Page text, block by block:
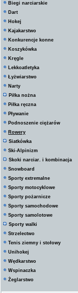
Biegi narciarskie
Dart
Hokej
Kajakarstwo
Konkurencje konne
Koszykówka
Kręgle
Lekkoatletyka
Łyżwiarstwo
Narty
Piłka nożna
Piłka ręczna
Pływanie
Podnoszenie ciężarów
Rowery
Siatkówka
Ski-Alpinizm
Skoki narciar. i kombinacja
Snowboard
Sporty extremalne
Sporty motocyklowe
Sporty pożarnicze
Sporty samochodowe
Sporty samolotowe
Sporty walki
Strzelectwo
Tenis ziemny i stołowy
Unihokej
Wędkarstwo
Wspinaczka
Żeglarstwo